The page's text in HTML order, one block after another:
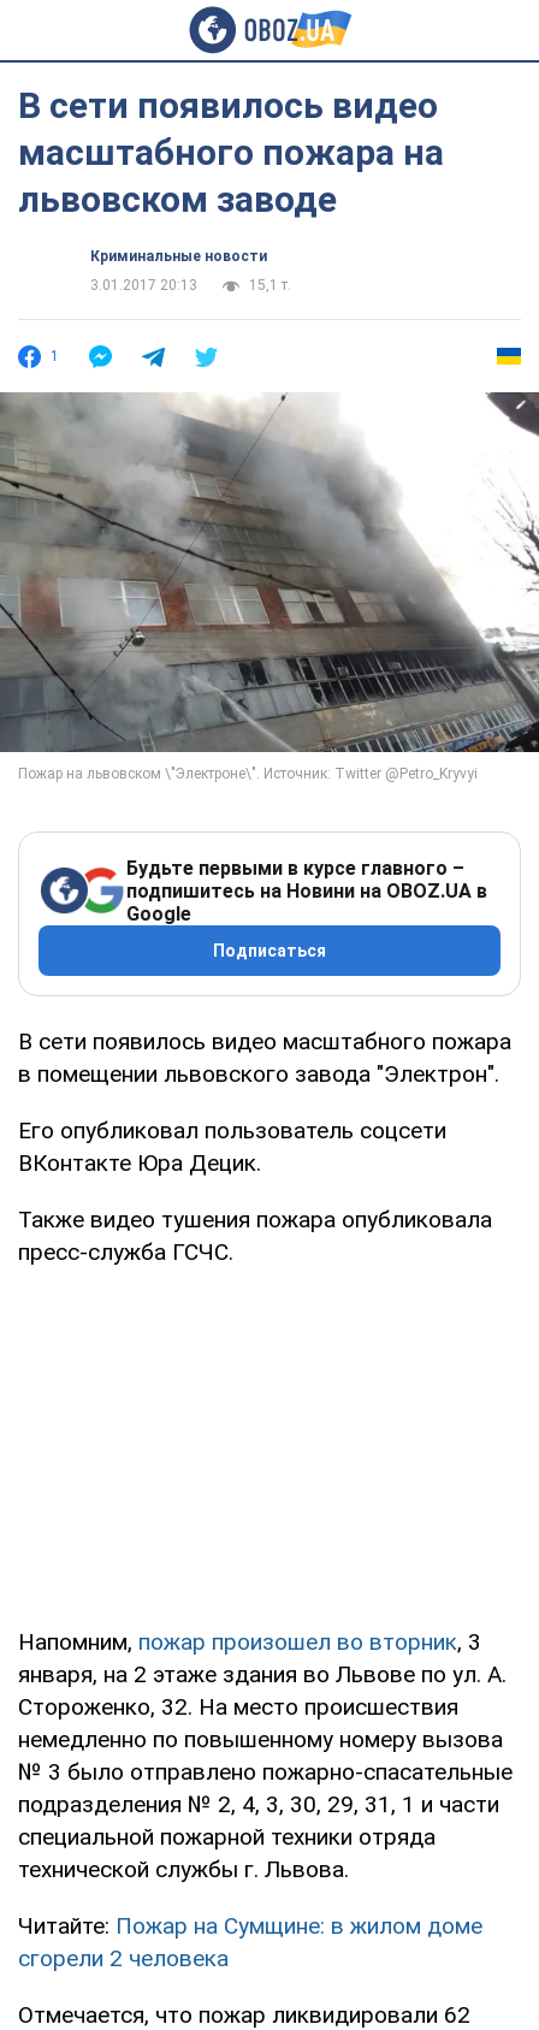
В сети появилось видео
масштабного пожара на
львовском заводе
Криминальные новости
3.01.2017 20:13
15,1 т.
1
Будьте первыми в курсе главного –
подпишитесь на Новини на OBOZ.UA в
Google
Подписаться
В сети появилось видео масштабного пожара
в помещении львовского завода "Электрон".
Его опубликовал пользователь соцсети
ВКонтакте Юра Децик.
Также видео тушения пожара опубликовала
пресс-служба ГСЧС.
Напомним, пожар произошел во вторник, 3
января, на 2 этаже здания во Львове по ул. А.
Стороженко, 32. На место происшествия
немедленно по повышенному номеру вызова
№ 3 было отправлено пожарно-спасательные
подразделения № 2, 4, 3, 30, 29, 31, 1 и части
специальной пожарной техники отряда
технической службы г. Львова.
Читайте: Пожар на Сумщине: в жилом доме
сгорели 2 человека
Отмечается, что пожар ликвидировали 62